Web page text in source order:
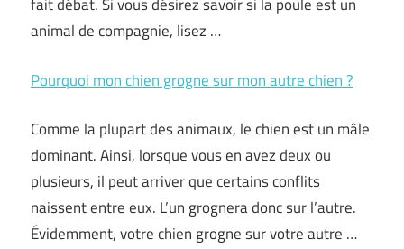
animal de compagnie, lisez …
Pourquoi mon chien grogne sur mon autre chien ?
Comme la plupart des animaux, le chien est un mâle
dominant. Ainsi, lorsque vous en avez deux ou
plusieurs, il peut arriver que certains conflits
naissent entre eux. L’un grognera donc sur l’autre.
Évidemment, votre chien grogne sur votre autre …